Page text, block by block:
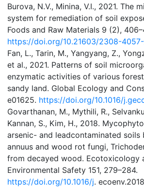
Burova, N.V., Minina, V.I., 2021. The
system for remediation of soil
Foods and Raw Materials 9 (2),
https://doi.org/10.21603/2308-
Fan, L., Tarin, M., Yangyang, Z.,
et al., 2021. Patterns of soil
enzymatic activities of various
sandy land. Global Ecology and
e01625. https://doi.org/10.1016/
Govarthanan, M., Mythili, R.,
Kannan, S., Kim, H., 2018.
arsenic- and leadcontaminated soils
annuus and wood rot fungi,
from decayed wood. Ecotoxicology
Environmental Safety 151, 279–284.
https://doi.org/10.1016/j.